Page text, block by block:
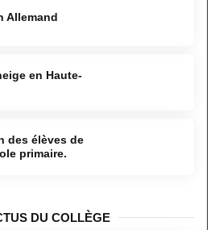
Allemand
en Haute-
des élèves de
primaire.
DU COLLÈGE